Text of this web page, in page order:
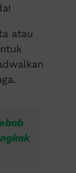
atau